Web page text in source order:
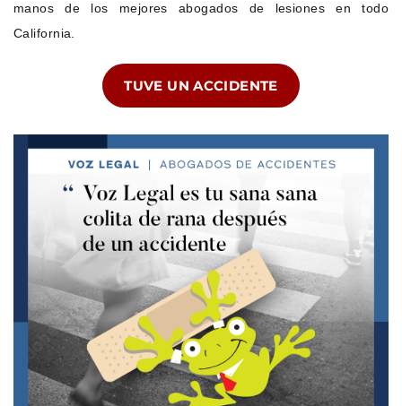
manos de los mejores abogados de lesiones en todo
California.
TUVE UN ACCIDENTE